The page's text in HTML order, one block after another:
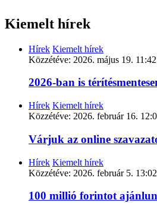
Kiemelt hírek
Hírek Kiemelt hírek
Közzétéve: 2026. május 19. 11:42
2026-ban is
Hírek Kiemelt hírek
Közzétéve: 2026. február 16.
Várjuk az online
Hírek Kiemelt hírek
Közzétéve: 2026. február 5. 13:02
100 millió forintot